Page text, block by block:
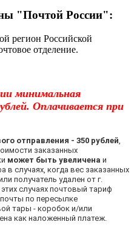
"Почтой России":
регион Российской
отделение.
минимальная
Оплачивается при
отправления - 350 рублей
заказанных
может быть увеличена и
в случаях, когда вес заказанных
получатель удален от г.
этих случаях почтовый тариф
почты по пересылке
тары - коробок и/или
как наложенный платеж.